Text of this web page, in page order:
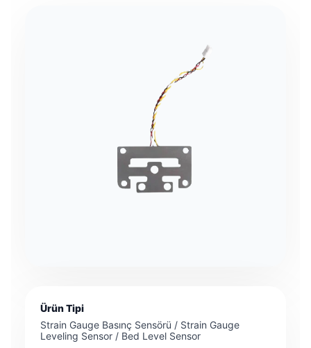
Ürün Tipi
Strain Gauge Basınç Sensörü / Strain Gauge
Leveling Sensor / Bed Level Sensor